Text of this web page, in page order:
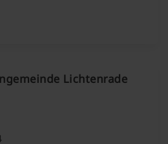
Lichtenrade